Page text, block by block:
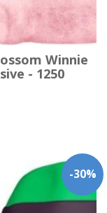
Winnie
- 1250
-30%